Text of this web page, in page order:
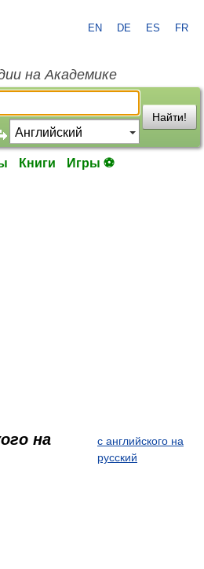
EN DE ES FR
на Академике
Найти!
Книги Игры ⚽
на
с английского на
русский